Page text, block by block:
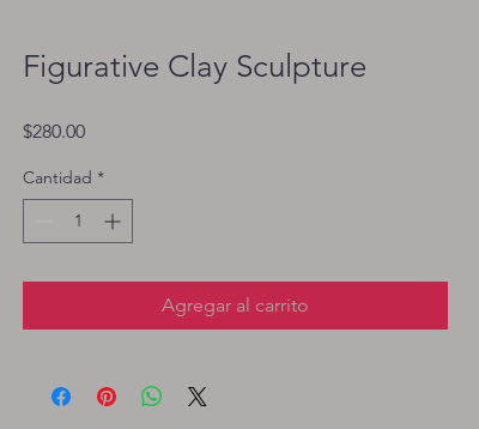
Figurative Clay Sculpture
$280.00Precio
Cantidad *
Agregar al carrito